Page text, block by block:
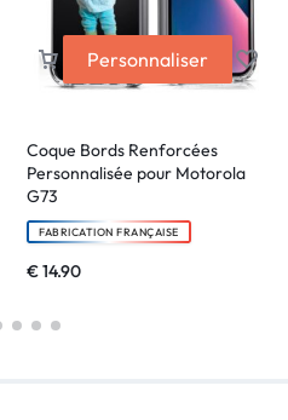
Personnaliser
Coque Bords Renforcées
Personnalisée pour Motorola
G73
FABRICATION FRANÇAISE
€14.90